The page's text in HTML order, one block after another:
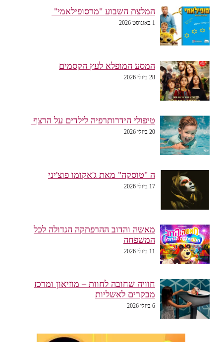
המלצת השבוע "מרסופילאמי"
1 באוגוסט 2026
המסע המופלא לעץ הקסמים
28 ביולי 2026
טיפולי הידרותרפיה לילדים על הרצף
20 ביולי 2026
ה "טוסקה" מאת ג'אקומו פוצ'יני
17 ביולי 2026
מאשה והדוב ההרפתקה הגדולה לכל
המשפחה
11 ביולי 2026
חוויה שחובה לחוות – מוזיאון ומרכז
מבקרים לאשליות
6 ביולי 2026